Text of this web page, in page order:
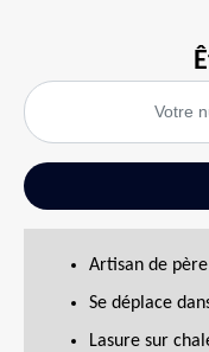
Artisan de
Se déplace
Lasure sur